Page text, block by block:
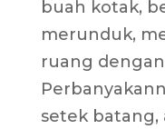
buah kotak,
merunduk,
ruang
setek batang,